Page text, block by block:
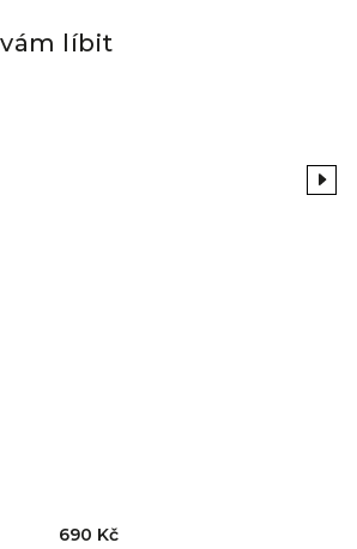
líbit
Previous
690 Kč
Next